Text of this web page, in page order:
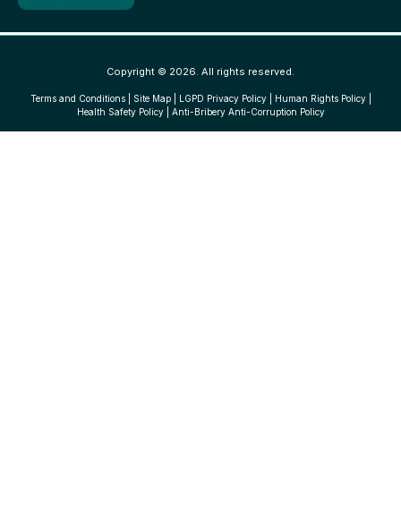
Copyright © 2026. All rights reserved.
Terms and Conditions| Site Map| LGPD Privacy Policy| Human Rights Policy|
Health Safety Policy| Anti-Bribery Anti-Corruption Policy